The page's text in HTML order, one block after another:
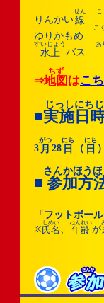
りんかい線
せん
ゆりかもめ
こ
水上
すいじょう
バス
あ
⇒地図
ちず
はこ
■実施日
じっしにちじ
3 月
がつ
28 日
にち
（ 日
にち
■ 参加方
さんかほうほ
「フットボー
※氏名
しめい
年齢
ねんれい
が